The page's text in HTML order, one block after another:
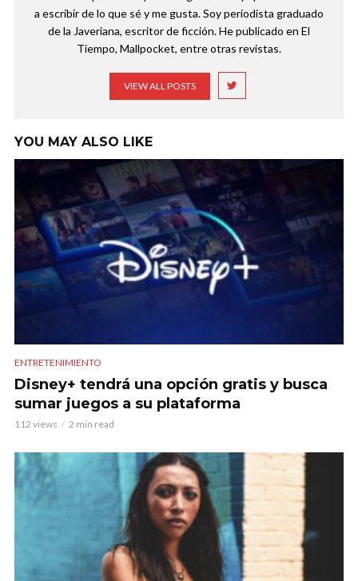
a escribir de lo que sé y me gusta. Soy periodista graduado
de la Javeriana, escritor de ficción. He publicado en El
Tiempo, Mallpocket, entre otras revistas.
VIEW ALL POSTS
YOU MAY ALSO LIKE
ENTRETENIMIENTO
Disney+ tendrá una opción gratis y busca
sumar juegos a su plataforma
112 views 2 min read